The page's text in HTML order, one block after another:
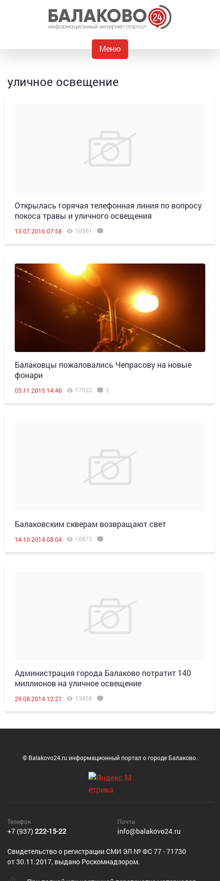
Меню
уличное освещение
Открылась горячая телефонная линия по вопросу
покоса травы и уличного освещения
13.07.2016 07:58 10561
Балаковцы пожаловались Чепрасову на новые
фонари
05.11.2015 14:46 17032 3
Балаковским скверам возвращают свет
14.10.2014 08:04 16872
Администрация города Балаково потратит 140
миллионов на уличное освещение
29.08.2014 12:21 13456
© Balakovo24.ru информационный портал о городе Балаково.
Телефон
+7 (937) 222-15-22
Почта
info@balakovo24.ru
Cвидетельство о регистрации СМИ ЭЛ № ФС 77 - 71730
от 30.11.2017, выдано Роскомнадзором.